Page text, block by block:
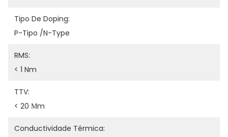
Tipo De Doping:
P-Tipo /N-Type
RMS:
< 1 Nm
TTV:
< 20 Μm
Conductividade Térmica: